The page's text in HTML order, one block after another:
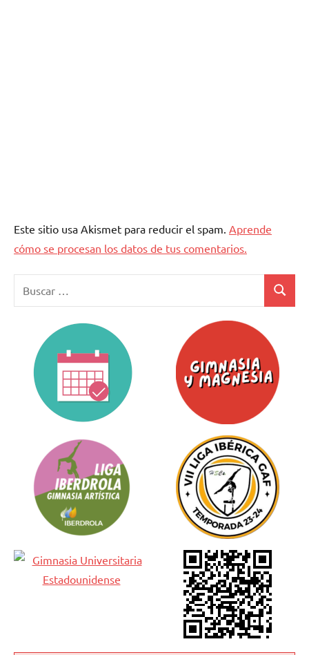
Este sitio usa Akismet para reducir el spam. Aprende
cómo se procesan los datos de tus comentarios.
Buscar